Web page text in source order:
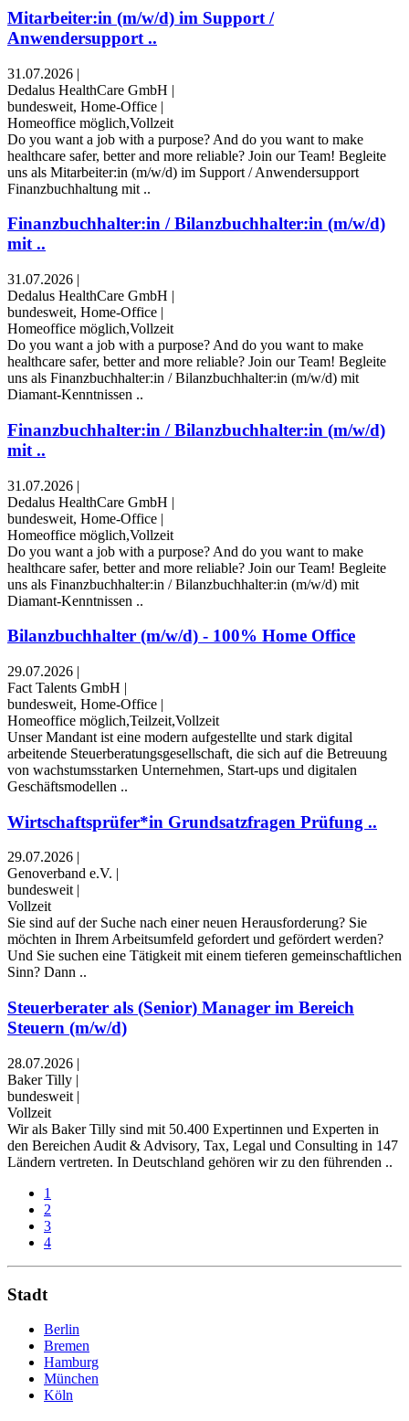
Mitarbeiter:in (m/w/d) im Support /
Anwendersupport ..
31.07.2026 |
Dedalus HealthCare GmbH |
bundesweit, Home-Office |
Homeoffice möglich,Vollzeit
Do you want a job with a purpose? And do you want to make
healthcare safer, better and more reliable? Join our Team! Begleite
uns als Mitarbeiter:in (m/w/d) im Support / Anwendersupport
Finanzbuchhaltung mit ..
Finanzbuchhalter:in / Bilanzbuchhalter:in (m/w/d)
mit ..
31.07.2026 |
Dedalus HealthCare GmbH |
bundesweit, Home-Office |
Homeoffice möglich,Vollzeit
Do you want a job with a purpose? And do you want to make
healthcare safer, better and more reliable? Join our Team! Begleite
uns als Finanzbuchhalter:in / Bilanzbuchhalter:in (m/w/d) mit
Diamant-Kenntnissen ..
Finanzbuchhalter:in / Bilanzbuchhalter:in (m/w/d)
mit ..
31.07.2026 |
Dedalus HealthCare GmbH |
bundesweit, Home-Office |
Homeoffice möglich,Vollzeit
Do you want a job with a purpose? And do you want to make
healthcare safer, better and more reliable? Join our Team! Begleite
uns als Finanzbuchhalter:in / Bilanzbuchhalter:in (m/w/d) mit
Diamant-Kenntnissen ..
Bilanzbuchhalter (m/w/d) - 100% Home Office
29.07.2026 |
Fact Talents GmbH |
bundesweit, Home-Office |
Homeoffice möglich,Teilzeit,Vollzeit
Unser Mandant ist eine modern aufgestellte und stark digital
arbeitende Steuerberatungsgesellschaft, die sich auf die Betreuung
von wachstumsstarken Unternehmen, Start-ups und digitalen
Geschäftsmodellen ..
Wirtschaftsprüfer*in Grundsatzfragen Prüfung ..
29.07.2026 |
Genoverband e.V. |
bundesweit |
Vollzeit
Sie sind auf der Suche nach einer neuen Herausforderung? Sie
möchten in Ihrem Arbeitsumfeld gefordert und gefördert werden?
Und Sie suchen eine Tätigkeit mit einem tieferen gemeinschaftlichen
Sinn? Dann ..
Steuerberater als (Senior) Manager im Bereich
Steuern (m/w/d)
28.07.2026 |
Baker Tilly |
bundesweit |
Vollzeit
Wir als Baker Tilly sind mit 50.400 Expertinnen und Experten in
den Bereichen Audit & Advisory, Tax, Legal und Consulting in 147
Ländern vertreten. In Deutschland gehören wir zu den führenden ..
1
2
3
4
Stadt
Berlin
Bremen
Hamburg
München
Köln